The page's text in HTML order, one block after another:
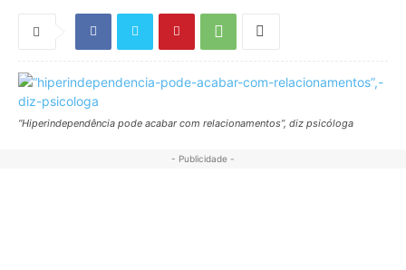
“Hiperindependência pode acabar com relacionamentos”, diz psicóloga
- Publicidade -